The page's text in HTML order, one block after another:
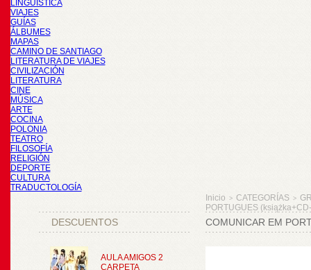
LINGÜÍSTICA
VIAJES
GUÍAS
ÁLBUMES
MAPAS
CAMINO DE SANTIAGO
LITERATURA DE VIAJES
CIVILIZACIÓN
LITERATURA
CINE
MÚSICA
ARTE
COCINA
POLONIA
TEATRO
FILOSOFÍA
RELIGIÓN
DEPORTE
CULTURA
TRADUCTOLOGÍA
DESCUENTOS
AULA AMIGOS 2
CARPETA
Inicio > CATEGORÍAS >
PORTUGUES
COMUNICAR EM